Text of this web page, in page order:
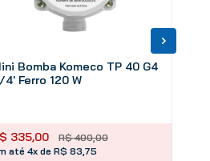
Bomba Komeco TP 40 G4
4' Ferro 120 W
R$ 400,00
335,00
até 4x de R$ 83,75